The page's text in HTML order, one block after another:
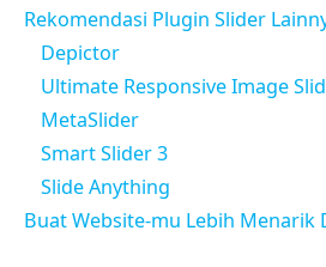
Rekomendasi Plugin Slider
Depictor
Ultimate Responsive Image
MetaSlider
Smart Slider 3
Slide Anything
Buat Website-mu Lebih Menarik